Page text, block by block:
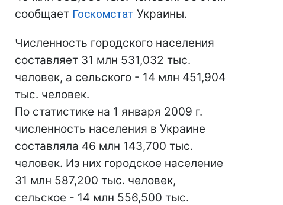
сообщает Госкомстат Украины.
Численность городского населения
составляет 31 млн 531,032 тыс.
человек, а сельского - 14 млн 451,904
тыс. человек.
По статистике на 1 января 2009 г.
численность населения в Украине
составляла 46 млн 143,700 тыс.
человек. Из них городское население
31 млн 587,200 тыс. человек,
сельское - 14 млн 556,500 тыс.